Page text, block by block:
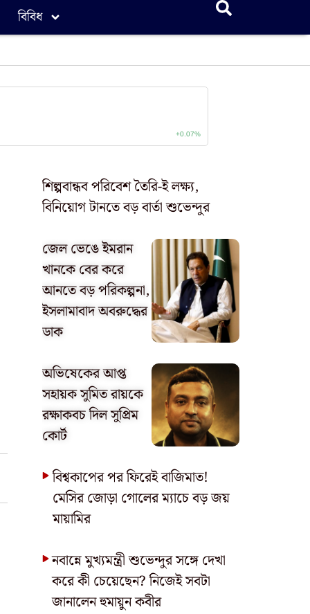
বিবিধ
শিল্পবান্ধব পরিবেশ তৈরি-ই লক্ষ্য,
বিনিয়োগ টানতে বড় বার্তা শুভেন্দুর
জেল ভেঙে ইমরান
খানকে বের করে
আনতে বড় পরিকল্পনা,
ইসলামাবাদ অবরুদ্ধের
ডাক
অভিষেকের আপ্ত
সহায়ক সুমিত রায়কে
রক্ষাকবচ দিল সুপ্রিম
কোর্ট
বিশ্বকাপের পর ফিরেই বাজিমাত!
মেসির জোড়া গোলের ম্যাচে বড় জয়
মায়ামির
নবান্নে মুখ্যমন্ত্রী শুভেন্দুর সঙ্গে দেখা
করে কী চেয়েছেন? নিজেই সবটা
জানালেন হুমায়ুন কবীর